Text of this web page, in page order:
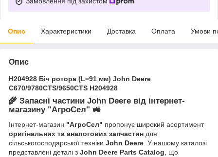
Опис Характеристики Доставка Оплата Умови
Опис
H204928 Біч ротора (L=91 мм) John Deere
C670/9780CTS/9650CTS H204928
🌾 Запасні частини John Deere від інтернет-
магазину "АгроСел" 🚜
Інтернет-магазин "АгроСел" пропонує широкий асортимент
оригінальних та аналогових запчастин для
сільськогосподарської техніки John Deere . У нашому каталозі
представлені деталі з John Deere Parts Catalog , що